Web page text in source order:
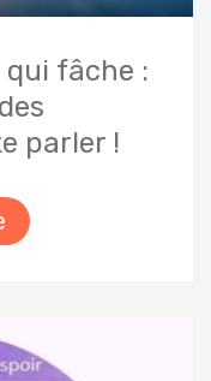
qui fâche :
parler !